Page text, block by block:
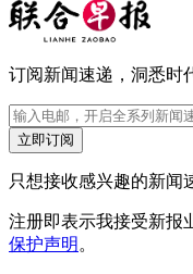
订阅新闻速递，洞悉时
立即订阅
只想接收感兴趣的新闻
注册即表示我接受新报
保护声明 。